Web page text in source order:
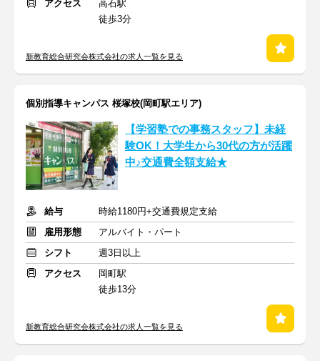
アクセス
高石駅
徒歩3分
新教育総合研究会株式会社の求人一覧を見る
個別指導キャンパス 桜塚校(岡町駅エリア)
【学習塾での事務スタッフ】未経
験OK！大学生から30代の方が活躍
中♪交通費全額支給★
給与
時給1180円+交通費規定支給
雇用形態
アルバイト・パート
シフト
週3日以上
アクセス
岡町駅
徒歩13分
新教育総合研究会株式会社の求人一覧を見る